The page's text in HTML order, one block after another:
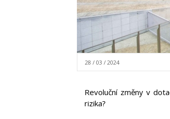
28 / 03 / 2024
Revoluční změny v
rizika?